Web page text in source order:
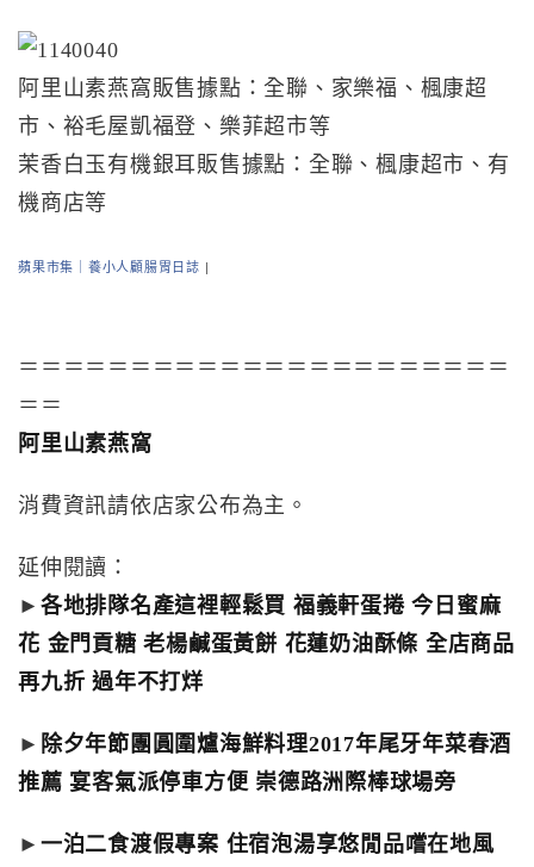
阿里山素燕窩販售據點：全聯、家樂福、楓康超
市、裕毛屋凱福登、樂菲超市等
茉香白玉有機銀耳販售據點：全聯、楓康超市、有
機商店等
蘋果市集｜養小人顧腸胃日誌 |
＝＝＝＝＝＝＝＝＝＝＝＝＝＝＝＝＝＝＝＝＝＝
＝＝
阿里山素燕窩
消費資訊請依店家公布為主。
延伸閱讀：
► 各地排隊名產這裡輕鬆買 福義軒蛋捲 今日蜜麻
花 金門貢糖 老楊鹹蛋黃餅 花蓮奶油酥條 全店商品
再九折 過年不打烊
► 除夕年節團圓圍爐海鮮料理2017年尾牙年菜春酒
推薦 宴客氣派停車方便 崇德路洲際棒球場旁
► 一泊二食渡假專案 住宿泡湯享悠閒品嚐在地風